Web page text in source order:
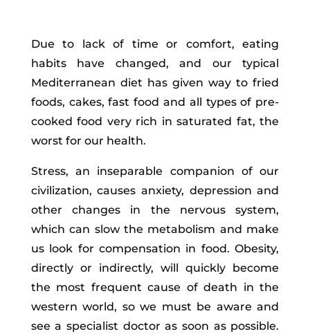
Due to lack of time or comfort, eating
habits have changed, and our typical
Mediterranean diet has given way to fried
foods, cakes, fast food and all types of pre-
cooked food very rich in saturated fat, the
worst for our health.
Stress, an inseparable companion of our
civilization, causes anxiety, depression and
other changes in the nervous system,
which can slow the metabolism and make
us look for compensation in food. Obesity,
directly or indirectly, will quickly become
the most frequent cause of death in the
western world, so we must be aware and
see a specialist doctor as soon as possible.